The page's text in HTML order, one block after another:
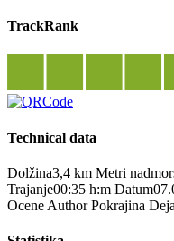
TrackRank
Technical data
Dolžina3,4 km Metri
Trajanje00:35 h:m Datum
Ocene Author Pokrajina